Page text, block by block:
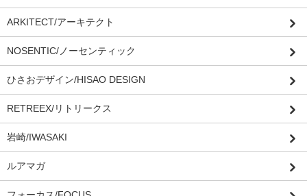
ARKITECT/アーキテクト
NOSENTIC/ノーセンティック
ひさおデザイン/HISAO DESIGN
RETREEX/リトリークス
岩崎/IWASAKI
ルアマガ